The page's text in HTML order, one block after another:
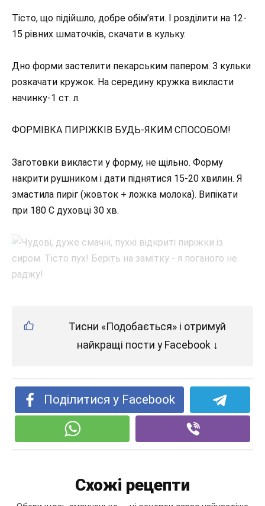
Тісто, що підійшло, добре обім’яти. І розділити на 12-
15 рівних шматочків, скачати в кульку.
Дно форми застелити пекарським папером. З кульки
розкачати кружок. На середину кружка викласти
начинку-1 ст. л.
ФОРМІВКА ПИРІЖКІВ БУДЬ-ЯКИМ СПОСОБОМ!
Заготовки викласти у форму, не щільно. Форму
накрити рушником і дати піднятися 15-20 хвилин. Я
змастила пиріг (жовток + ложка молока). Випікати
при 180 С духовці 30 хв.
Тисни «Подобається» і отримуй
найкращі пости у Facebook ↓
Поділитися у Facebook
Схожі рецепти